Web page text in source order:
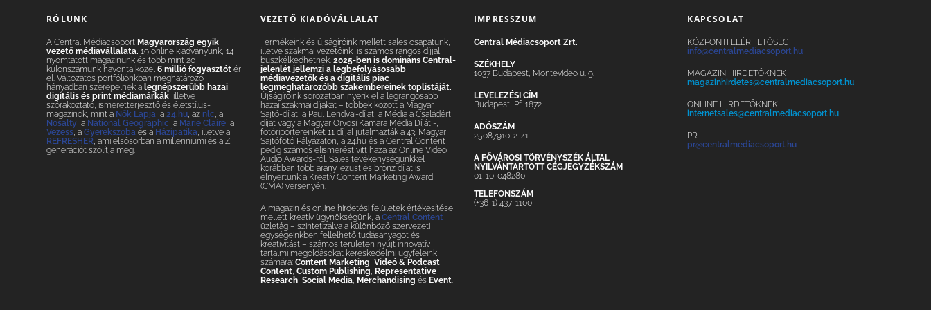
RÓLUNK
A Central MédiacsoportMagyarország egyik
vezető médiavállalata. 19 online kiadványunk, 14
nyomtatott magazinunk és több mint 20
különszámunk havonta közel6 millió fogyasztót ér
el. Változatos portfóliónkban meghatározó
hányadban szerepelnek a legnépszerűbb hazai
digitális és print médiamárkák , illetve
szórakoztató, ismeretterjesztő és életstílus-
magazinok, mint a Nők Lapja , a24.hu , az nlc , a
Nosalty , a National Geographic , a Marie Claire , a
Vezess , aGyerekszoba és a Házipatika , illetve a
REFRESHER , ami elsősorban a millenniumi és a Z
generációt szólítja meg.
VEZETŐ KIADÓVÁLLALAT
Termékeink és újságíróink mellett sales csapatunk,
illetve szakmai vezetőink is számos rangos díjjal
büszkélkedhetnek. 2025-ben is domináns Central-
jelenlét jellemzi a legbefolyásosabb
médiavezetők és a digitális piac
legmeghatározóbb szakembereinek toplistáját.
Újságíróink sorozatban nyerik el a legrangosabb
hazai szakmai díjakat – többek között a Magyar
Sajtó-díjat, a Paul Lendvai-díjat, a Média a Családért
díjat vagy a Magyar Orvosi Kamara Média Díját -,
fotóriportereinket 11 díjjal jutalmazták a 43. Magyar
Sajtófotó Pályázaton, a 24.hu és a Central Content
pedig számos elismerést vitt haza az Online Video
Audio Awards-ról. Sales tevékenységünkkel
korábban több arany, ezüst és bronz díjat is
elnyertünk a Kreatív Content Marketing Award
(CMA) versenyén.
A magazin és online hirdetési felületek értékesítése
mellett kreatív ügynökségünk, a Central Content
üzletág – szintetizálva a különböző szervezeti
egységeinkben fellelhető tudásanyagot és
kreativitást – számos területen nyújt innovatív
tartalmi megoldásokat kereskedelmi ügyfeleink
számára: Content Marketing Videó & Podcast
Content, Custom Publishing Representative
Research, Social Media, Merchandising és Event.
IMPRESSZUM
Central Médiacsoport Zrt.
SZÉKHELY
1037 Budapest, Montevideo u. 9.
LEVELEZÉSI CÍM
Budapest, Pf. 1872.
ADÓSZÁM
25087910-2-41
A FŐVÁROSI TÖRVÉNYSZÉK ÁLTAL
NYILVÁNTARTOTT CÉGJEGYZÉKSZÁM
01-10-048280
TELEFONSZÁM
(+36-1) 437-1100
KAPCSOLAT
KÖZPONTI ELÉRHETŐSÉG
info@centralmediacsoport.hu
MAGAZIN HIRDETŐKNEK
magazinhirdetes@centralmediacsoport.hu
ONLINE HIRDETŐKNEK
internetsales@centralmediacsoport.hu
PR
pr@centralmediacsoport.hu